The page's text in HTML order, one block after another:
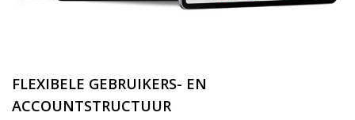
FLEXIBELE GEBRUIKERS- EN
ACCOUNTSTRUCTUUR